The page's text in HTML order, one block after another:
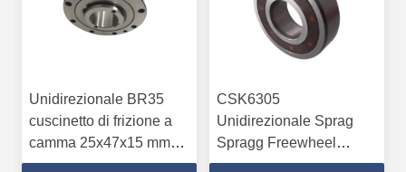
Unidirezionale BR35
cuscinetto di frizione a
camma 25x47x15 mm
Gcr15 acciaio cromato
CSK6305
Unidirezionale Sprag
Spragg Freewheel
Cuscinetto 25x62x17